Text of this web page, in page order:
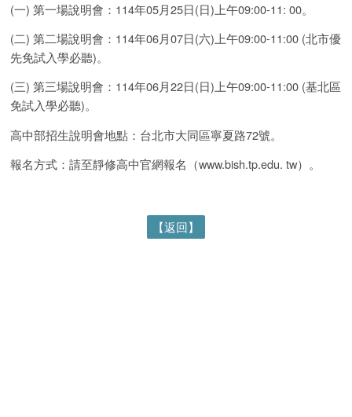
(一) 第一場說明會：114年05月25日(日)上午09:00-11: 00。
(二) 第二場說明會：114年06月07日(六)上午09:00-11:00 (北市優
先免試入學必聽)。
(三) 第三場說明會：114年06月22日(日)上午09:00-11:00 (基北區
免試入學必聽)。
高中部招生說明會地點：台北市大同區寧夏路72號。
報名方式：請至靜修高中官網報名（www.bish.tp.edu. tw）。
【返回】